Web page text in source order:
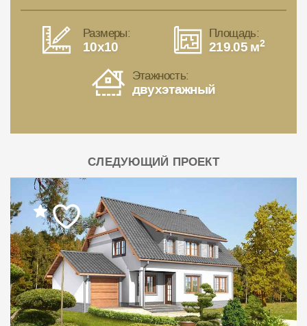
Размеры:
10x10
Площадь:
219.05 м2
Этажность:
двухэтажный
СЛЕДУЮЩИЙ ПРОЕКТ